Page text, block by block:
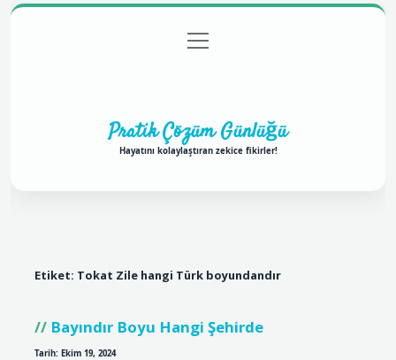
Gizlilik Politikası
menüyü
aç
Pratik Çözüm Günlüğü
Hayatını kolaylaştıran zekice fikirler!
Etiket: Tokat Zile hangi Türk boyundandır
Bayındır Boyu Hangi Şehirde
Tarih: Ekim 19, 2024